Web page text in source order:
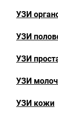
УЗИ
УЗИ
УЗИ
УЗИ
УЗИ кожи